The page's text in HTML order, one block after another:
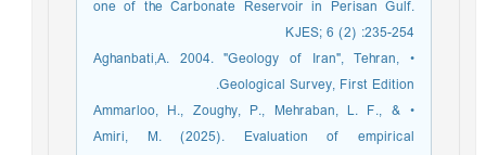
one of the Carbonate Reservoir in Perisan Gulf.
KJES; 6 (2) :235-254
• Aghanbati,A. 2004. "Geology of Iran", Tehran,
Geological Survey, First Edition.
• Ammarloo, H., Zoughy, P., Mehraban, L. F., &
Amiri, M. (2025). Evaluation of empirical